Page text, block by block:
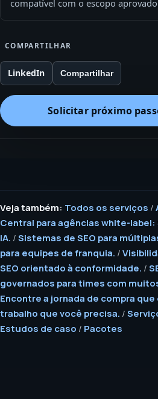
compatível com o escopo
COMPARTILHAR
LinkedIn Compartilhar
Solicitar próximo
Veja também: Todos os serviços /
Central para agências white-label:
IA. / Sistemas de SEO para
para equipes de franquia. /
SEO orientado à conformidade. /
governados para times com
Encontre a jornada de compra
trabalho que você precisa. /
Estudos de caso / Pacotes